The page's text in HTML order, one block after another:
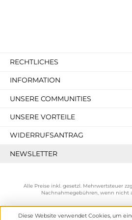
RECHTLICHES
INFORMATION
UNSERE COMMUNITIES
UNSERE VORTEILE
WIDERRUFSANTRAG
NEWSLETTER
Alle Preise inkl. gesetzl. Mehrwertsteuer
Nachnahmegebühren, wenn nicht
Diese Website verwendet Cookies, um